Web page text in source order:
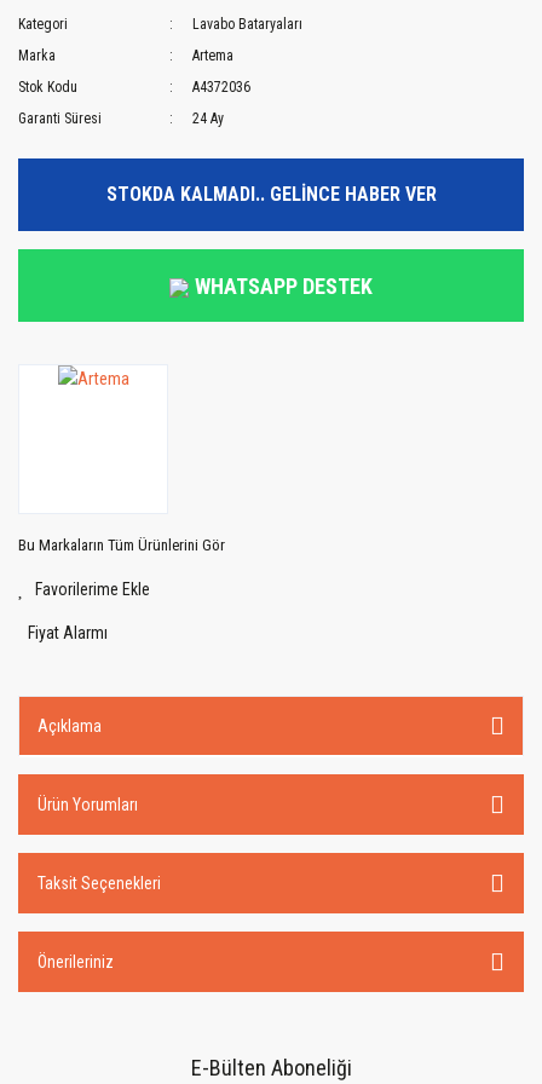
Kategori
Lavabo Bataryaları
Marka
Artema
Stok Kodu
A4372036
Garanti Süresi
24 Ay
STOKDA KALMADI.. GELİNCE HABER VER
WHATSAPP DESTEK
Bu Markaların Tüm Ürünlerini Gör
Fiyat Alarmı
Açıklama
Ürün Yorumları
Taksit Seçenekleri
Önerileriniz
E-Bülten Aboneliği